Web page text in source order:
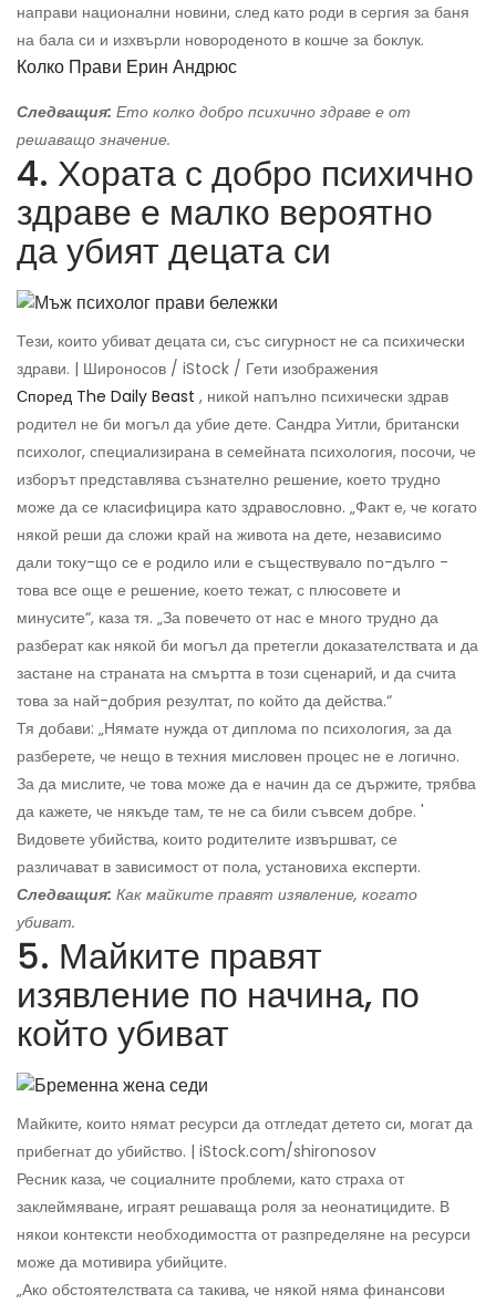
направи национални новини, след като роди в сергия за баня
на бала си и изхвърли новороденото в кошче за боклук.
Колко Прави Ерин Андрюс
Следващия: Ето колко добро психично здраве е от
решаващо значение.
4. Хората с добро психично
здраве е малко вероятно
да убият децата си
Тези, които убиват децата си, със сигурност не са психически
здрави. | Широносов / iStock / Гети изображения
Според The ​​Daily Beast , никой напълно психически здрав
родител не би могъл да убие дете. Сандра Уитли, британски
психолог, специализирана в семейната психология, посочи, че
изборът представлява съзнателно решение, което трудно
може да се класифицира като здравословно. „Факт е, че когато
някой реши да сложи край на живота на дете, независимо
дали току-що се е родило или е съществувало по-дълго -
това все още е решение, което тежат, с плюсовете и
минусите“, каза тя. „За повечето от нас е много трудно да
разберат как някой би могъл да претегли доказателствата и да
застане на страната на смъртта в този сценарий, и да счита
това за най-добрия резултат, по който да действа.“
Тя добави: „Нямате нужда от диплома по психология, за да
разберете, че нещо в техния мисловен процес не е логично.
За да мислите, че това може да е начин да се държите, трябва
да кажете, че някъде там, те не са били съвсем добре. '
Видовете убийства, които родителите извършват, се
различават в зависимост от пола, установиха експерти.
Следващия: Как майките правят изявление, когато
убиват.
5. Майките правят
изявление по начина, по
който убиват
Майките, които нямат ресурси да отгледат детето си, могат да
прибегнат до убийство. | iStock.com/shironosov
Ресник каза, че социалните проблеми, като страха от
заклеймяване, играят решаваща роля за неонатицидите. В
някои контексти необходимостта от разпределяне на ресурси
може да мотивира убийците.
„Ако обстоятелствата са такива, че някой няма финансови